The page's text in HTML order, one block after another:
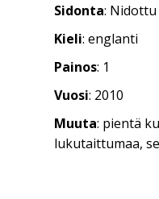
Sidonta:
Kieli: englanti
Painos: 1
Vuosi: 2010
Muuta: pientä
lukutaittumaa,